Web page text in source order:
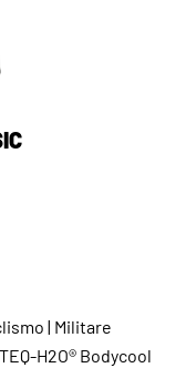
| Militare
H2O® Bodycool